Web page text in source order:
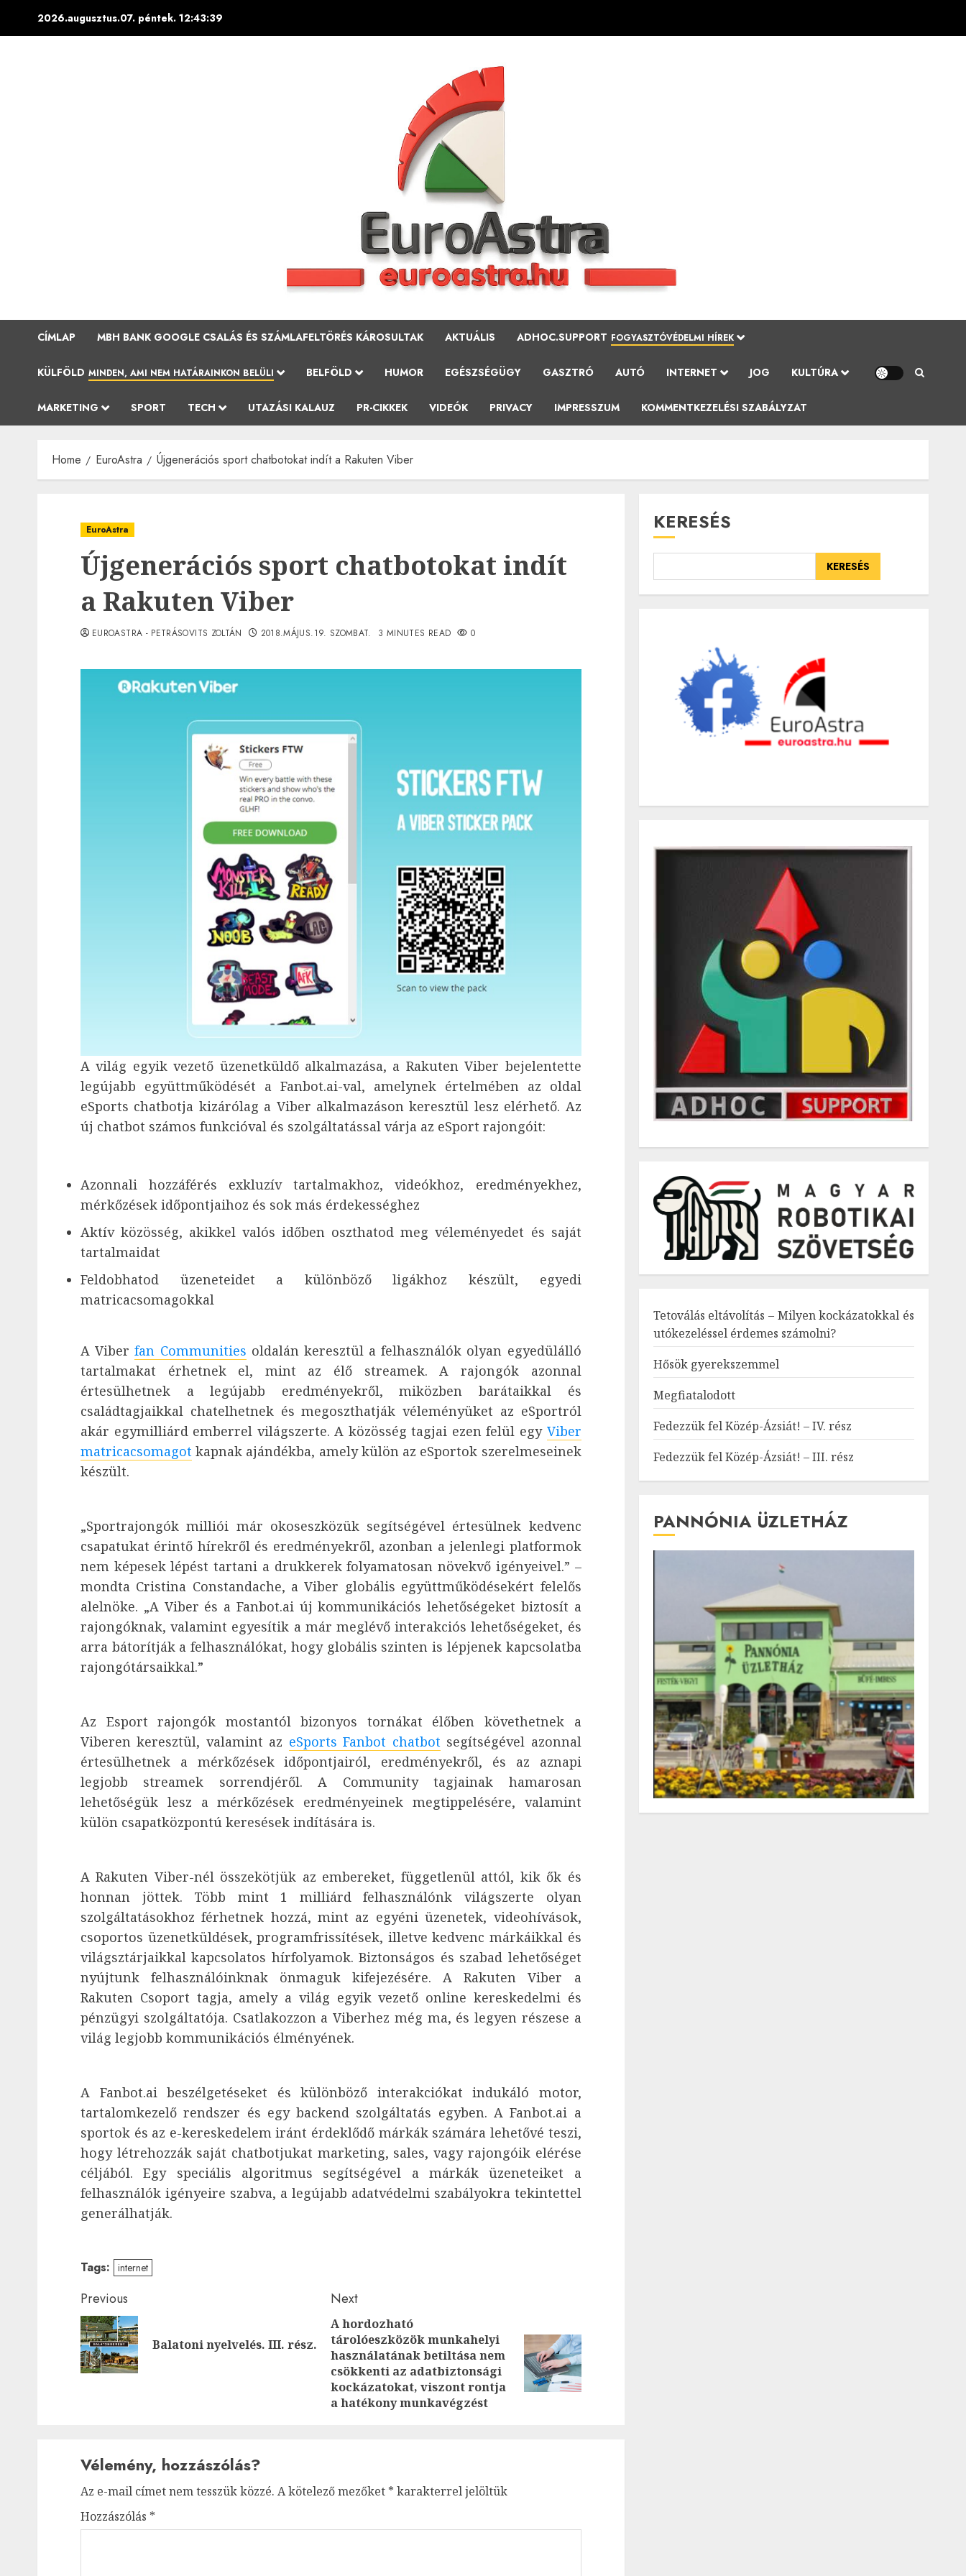
2026.augusztus.07. péntek. 12:43:40
CÍMLAP MBH BANK GOOGLE CSALÁS ÉS SZÁMLAFELTÖRÉS KÁROSULTAK AKTUÁLIS ADHOC.SUPPORT FOGYASZTÓVÉDELMI HÍREK
KÜLFÖLD MINDEN, AMI NEM HATÁRAINKON BELÜLI BELFÖLD HUMOR EGÉSZSÉGÜGY GASZTRÓ AUTÓ INTERNET JOG KULTÚRA
MARKETING SPORT TECH UTAZÁSI KALAUZ PR-CIKKEK VIDEÓK PRIVACY IMPRESSZUM KOMMENTKEZELÉSI SZABÁLYZAT
Home EuroAstra Újgenerációs sport chatbotokat indít a Rakuten Viber
EuroAstra
Újgenerációs sport chatbotokat indít
a Rakuten Viber
EUROASTRA - PETRÁSOVITS ZOLTÁN 2018.MÁJUS.19. SZOMBAT. 3 MINUTES READ 0
A világ egyik vezető üzenetküldő alkalmazása, a Rakuten Viber bejelentette
legújabb együttműködését a Fanbot.ai-val, amelynek értelmében az oldal
eSports chatbotja kizárólag a Viber alkalmazáson keresztül lesz elérhető. Az
új chatbot számos funkcióval és szolgáltatással várja az eSport rajongóit:
Azonnali hozzáférés exkluzív tartalmakhoz, videókhoz, eredményekhez,
mérkőzések időpontjaihoz és sok más érdekességhez
Aktív közösség, akikkel valós időben oszthatod meg véleményedet és saját
tartalmaidat
Feldobhatod üzeneteidet a különböző ligákhoz készült, egyedi
matricacsomagokkal
A Viberfan Communities oldalán keresztül a felhasználók olyan egyedülálló
tartalmakat érhetnek el, mint az élő streamek. A rajongók azonnal
értesülhetnek a legújabb eredményekről, miközben barátaikkal és
családtagjaikkal chatelhetnek és megoszthatják véleményüket az eSportról
akár egymilliárd emberrel világszerte. A közösség tagjai ezen felül egy Viber
matricacsomagot kapnak ajándékba, amely külön az eSportok szerelmeseinek
készült.
„Sportrajongók milliói már okoseszközük segítségével értesülnek kedvenc
csapatukat érintő hírekről és eredményekről, azonban a jelenlegi platformok
nem képesek lépést tartani a drukkerek folyamatosan növekvő igényeivel.” –
mondta Cristina Constandache, a Viber globális együttműködésekért felelős
alelnöke. „A Viber és a Fanbot.ai új kommunikációs lehetőségeket biztosít a
rajongóknak, valamint egyesítik a már meglévő interakciós lehetőségeket, és
arra bátorítják a felhasználókat, hogy globális szinten is lépjenek kapcsolatba
rajongótársaikkal.”
Az Esport rajongók mostantól bizonyos tornákat élőben követhetnek a
Viberen keresztül, valamint az eSports Fanbot chatbotsegítségével azonnal
értesülhetnek a mérkőzések időpontjairól, eredményekről, és az aznapi
legjobb streamek sorrendjéről. A Community tagjainak hamarosan
lehetőségük lesz a mérkőzések eredményeinek megtippelésére, valamint
külön csapatközpontú keresések indítására is.
A Rakuten Viber-nél összekötjük az embereket, függetlenül attól, kik ők és
honnan jöttek. Több mint 1 milliárd felhasználónk világszerte olyan
szolgáltatásokhoz férhetnek hozzá, mint az egyéni üzenetek, videohívások,
csoportos üzenetküldések, programfrissítések, illetve kedvenc márkáikkal és
világsztárjaikkal kapcsolatos hírfolyamok. Biztonságos és szabad lehetőséget
nyújtunk felhasználóinknak önmaguk kifejezésére. A Rakuten Viber a
Rakuten Csoport tagja, amely a világ egyik vezető online kereskedelmi és
pénzügyi szolgáltatója. Csatlakozzon a Viberhez még ma, és legyen részese a
világ legjobb kommunikációs élményének.
A Fanbot.ai beszélgetéseket és különböző interakciókat indukáló motor,
tartalomkezelő rendszer és egy backend szolgáltatás egyben. A Fanbot.ai a
sportok és az e-kereskedelem iránt érdeklődő márkák számára lehetővé teszi,
hogy létrehozzák saját chatbotjukat marketing, sales, vagy rajongóik elérése
céljából. Egy speciális algoritmus segítségével a márkák üzeneteiket a
felhasználók igényeire szabva, a legújabb adatvédelmi szabályokra tekintettel
generálhatják.
Tags: internet
Post
navigation
Previous
Previous
post:
Balatoni nyelvelés. III. rész.
Next
Next
post:
A hordozható
tárolóeszközök munkahelyi
használatának betiltása nem
csökkenti az adatbiztonsági
kockázatokat, viszont rontja
a hatékony munkavégzést
Vélemény, hozzászólás?
Az e-mail címet nem tesszük közzé. A kötelező mezőket * karakterrel jelöltük
Hozzászólás *
KERESÉS
KERESÉS
Tetoválás eltávolítás – Milyen kockázatokkal és
utókezeléssel érdemes számolni?
Hősök gyerekszemmel
Megfiatalodott
Fedezzük fel Közép-Ázsiát! – IV. rész
Fedezzük fel Közép-Ázsiát! – III. rész
PANNÓNIA ÜZLETHÁZ